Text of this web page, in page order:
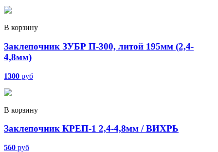
В корзину
Заклепочник ЗУБР П-300, литой 195мм (2,4-
4,8мм)
1300 руб
В корзину
Заклепочник КРЕП-1 2,4-4,8мм / ВИХРЬ
560 руб